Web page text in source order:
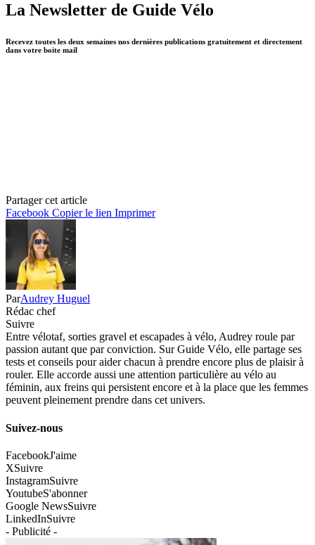
La Newsletter de Guide Vélo
Recevez toutes les deux semaines nos dernières publications gratuitement et directement
dans votre boite mail
Partager cet article
Facebook Copier le lien Imprimer
ParAudrey Huguel
Rédac chef
Suivre
Entre vélotaf, sorties gravel et escapades à vélo, Audrey roule par
passion autant que par conviction. Sur Guide Vélo, elle partage ses
tests et conseils pour aider chacun à prendre encore plus de plaisir à
rouler. Elle accorde aussi une attention particulière au vélo au
féminin, aux freins qui persistent encore et à la place que les femmes
peuvent pleinement prendre dans cet univers.
Suivez-nous
FacebookJ'aime
XSuivre
InstagramSuivre
YoutubeS'abonner
Google NewsSuivre
LinkedInSuivre
- Publicité -